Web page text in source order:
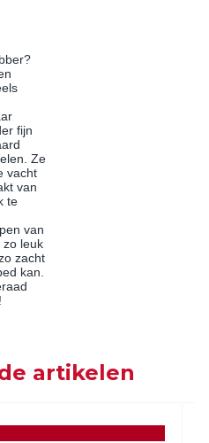
fijn
Ze
vacht
van
te
van
zo leuk
zacht
kan.
artikelen